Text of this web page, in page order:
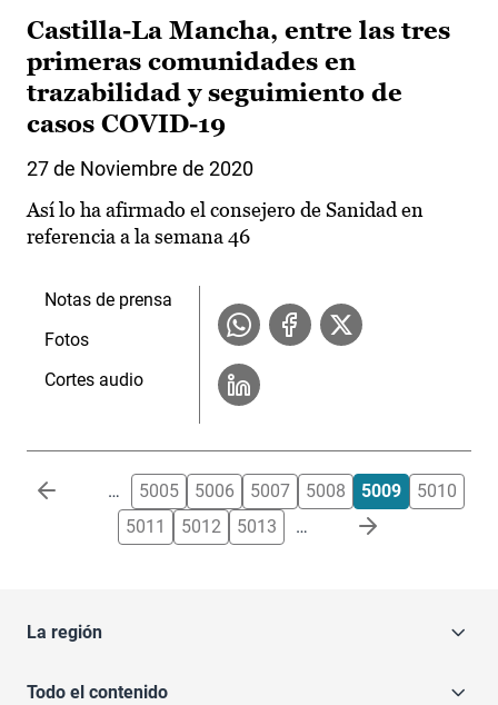
Castilla-La Mancha, entre las tres
primeras comunidades en
trazabilidad y seguimiento de
casos COVID-19
27 de Noviembre de 2020
Así lo ha afirmado el consejero de Sanidad en
referencia a la semana 46
Notas de prensa
Fotos
Cortes audio
Paginación … 5005 5006 5007 5008 5009
5010
5011
5012 5013 …
La región
Todo el contenido